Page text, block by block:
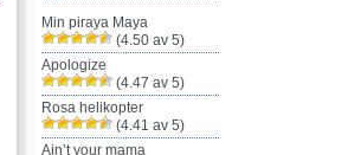
Min piraya Maya
(4.50 av 5)
Apologize
(4.47 av 5)
Rosa helikopter
(4.41 av 5)
Ain’t your mama